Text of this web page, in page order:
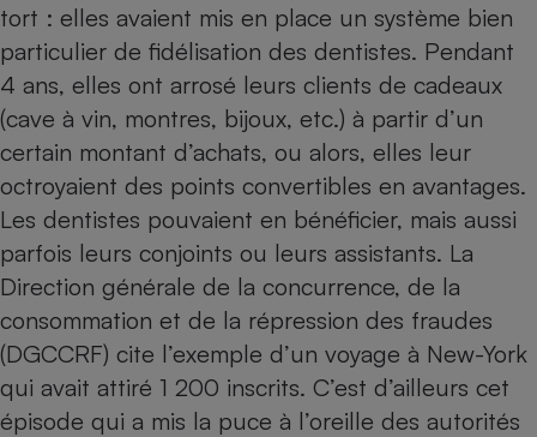
tort : elles avaient mis en place un système bien
particulier de fidélisation des dentistes. Pendant
4 ans, elles ont arrosé leurs clients de cadeaux
(cave à vin, montres, bijoux, etc.) à partir d’un
certain montant d’achats, ou alors, elles leur
octroyaient des points convertibles en avantages.
Les dentistes pouvaient en bénéficier, mais aussi
parfois leurs conjoints ou leurs assistants. La
Direction générale de la concurrence, de la
consommation et de la répression des fraudes
(DGCCRF) cite l’exemple d’un voyage à New-York
qui avait attiré 1 200 inscrits. C’est d’ailleurs cet
épisode qui a mis la puce à l’oreille des autorités
Complément
alimentaire
bouteille
Assurance emprunteur
Banque
Gros électroménager
Petit électroménager -
Lave-linge
Internet
Téléphonie
Téléviseur
Matelas
Mutuelle
Antimoustique